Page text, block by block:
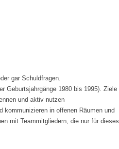
gar Schuldfragen.
Geburtsjahrgänge 1980 bis 1995). Ziele
und aktiv nutzen
kommunizieren in offenen Räumen und
mit Teammitgliedern, die nur für dieses